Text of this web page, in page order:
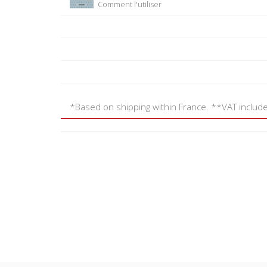
Comment l'utiliser
*Based on shipping within France. **VAT